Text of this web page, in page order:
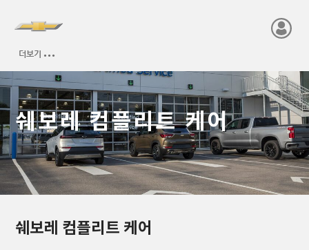
쉐보레 컴플리트 케어
쉐보레 컴플리트 케어